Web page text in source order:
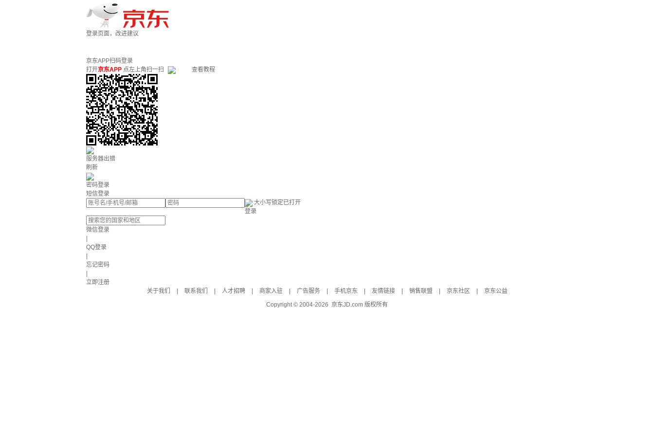
登录页面，改进建议
京东APP扫码登录
打开京东APP 点左上角扫一扫 查看教程
服务器出错
刷新
密码登录
短信登录
大小写锁定已打开
登录
微信登录
QQ登录
忘记密码
立即注册
关于我们
联系我们 人才招聘 商家入驻 广告服务 手机京东 友情链接 销售联盟 京东社区
京东公益
Copyright © 2004-2026 京东JD.com 版权所有